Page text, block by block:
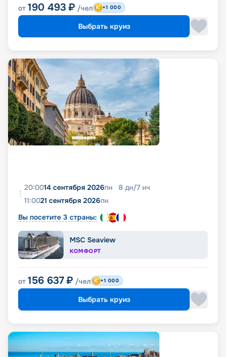
от 190 493 ₽ /чел +1 000
Выбрать круиз
20:0014 сентября 2026пн 8 дн/7 нч
11:0021 сентября 2026пн
Вы посетите 3 страны:
MSC Seaview
КОМФОРТ
от 156 637 ₽ /чел +1 000
Выбрать круиз